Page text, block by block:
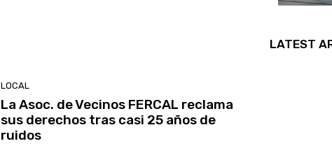
LOCAL
La Asoc. de Vecinos FERCAL reclama
sus derechos tras casi 25 años de
ruidos
LATEST